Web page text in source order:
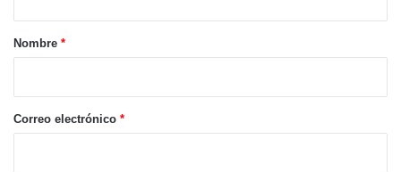
r
*
Nombre *
Correo electrónico *